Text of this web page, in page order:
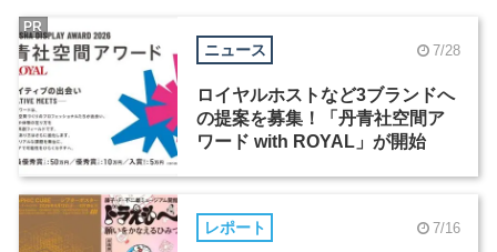
ニュース 7/28
ロイヤルホストなど3ブランドへ
の提案を募集！「丹青社空間ア
ワード with ROYAL」が開始
PR
レポート 7/16